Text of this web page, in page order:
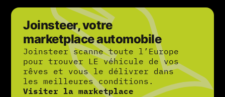
Joinsteer, votre
marketplace automobile
Joinsteer scanne toute l’Europe
pour trouver LE véhicule de vos
rêves et vous le délivrer dans
les meilleures conditions.
Visiter la marketplace